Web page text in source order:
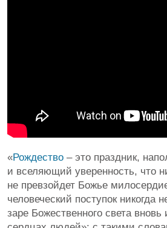
«Рождество – это праздник,
и вселяющий уверенность, что
не превзойдет Божье
человеческий поступок никогда
заре Божественного света